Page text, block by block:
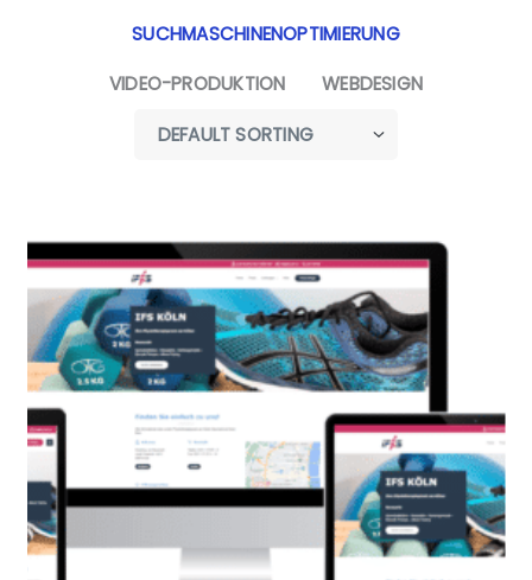
SUCHMASCHINENOPTIMIERUNG
VIDEO-PRODUKTION WEBDESIGN